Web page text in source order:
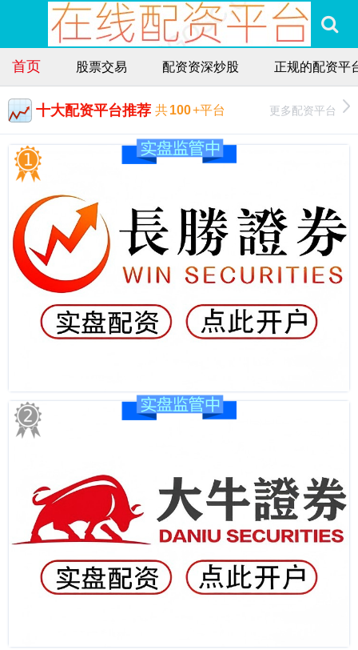
首页 股票交易 配资资深炒股 正规的配资平
十大配资平台推荐 共100+平台 更多配资平台